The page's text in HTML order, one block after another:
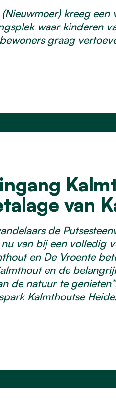
kreeg
waar kinderen
graag
van
de
van bij een volledig
en De Vroente
en de
de natuur te
Kalmthoutse Heide.